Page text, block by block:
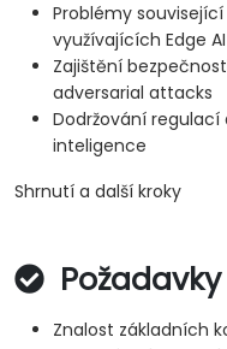
Problémy
využívajících Edge AI
Zajištění
adversarial attacks
Dodržování
inteligence
Shrnutí a další kroky
Požadavky
Znalost základních